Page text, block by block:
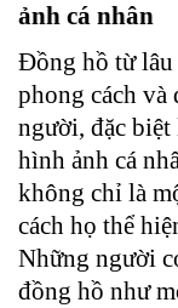
ảnh cá nhân
Đồng hồ từ lâu
phong cách
người, đặc biệt
hình ảnh cá
không chỉ là
cách họ thể
Những người
đồng hồ như